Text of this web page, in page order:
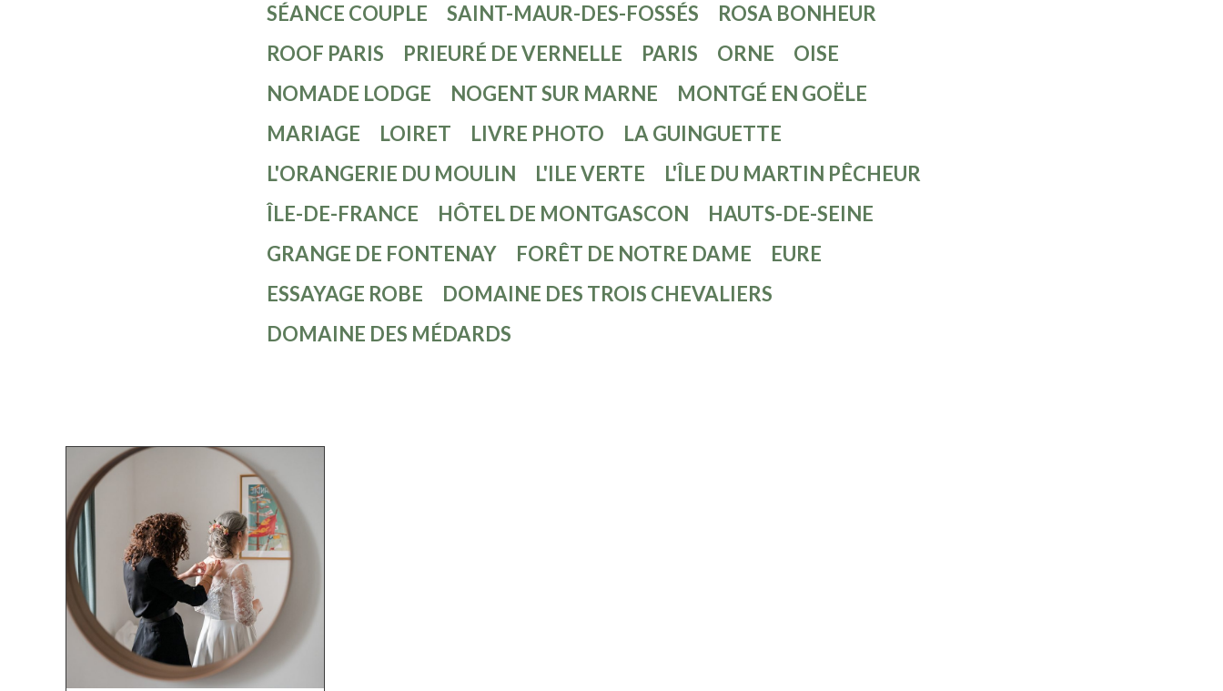
SÉANCE COUPLE
SAINT-MAUR-DES-FOSSÉS
ROSA BONHEUR
ROOF PARIS
PRIEURÉ DE VERNELLE PARIS ORNE
OISE
NOMADE LODGE
NOGENT SUR MARNE
MONTGÉ EN GOËLE
MARIAGE
LOIRET LIVRE PHOTO
LA GUINGUETTE
L'ORANGERIE DU MOULIN
L'ILE VERTE
L'ÎLE DU MARTIN PÊCHEUR
ÎLE-DE-FRANCE
HÔTEL DE MONTGASCON
HAUTS-DE-SEINE
GRANGE DE FONTENAY
FORÊT DE NOTRE DAME
EURE
ESSAYAGE ROBE
DOMAINE DES TROIS CHEVALIERS
DOMAINE DES MÉDARDS